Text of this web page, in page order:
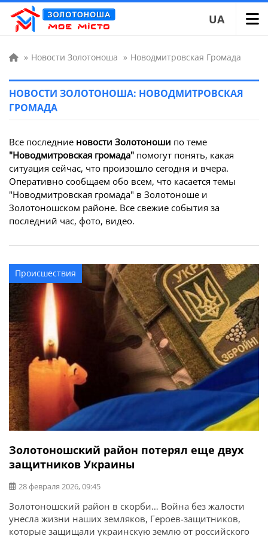
UA
» Новости Золотоноша » Новодмитровская Громада
НОВОСТИ ЗОЛОТОНОША: НОВОДМИТРОВСКАЯ
ГРОМАДА
Все последние новости Золотоноши по теме
"Новодмитровская громада" помогут понять, какая
ситуация сейчас, что произошло сегодня и вчера.
Оперативно сообщаем обо всем, что касается темы
"Новодмитровская громада" в Золотоноше и
Золотоношском районе. Все свежие события за
последний час, фото, видео.
Происшествия
Золотоношский район потерял еще двух
защитников Украины
28 февраля 2026, 09:45
Золотоношский район в скорби… Война без жалости
унесла жизни наших земляков, Героев-защитников,
которые защищали украинскую землю от российского